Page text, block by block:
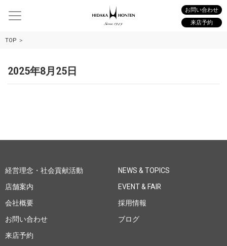
お問い合わせ
来店予約
TOP
2025年8月25日
経営理念・社会貢献活動
店舗案内
会社概要
お問い合わせ
来店予約
NEWS & TOPICS
EVENT & FAIR
採用情報
ブログ